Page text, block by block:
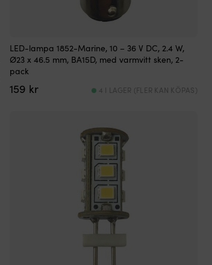
LED-lampa 1852-Marine, 10 – 36 V DC, 2.4 W,
Ø23 x 46.5 mm, BA15D, med varmvitt sken, 2-
pack
159 kr 4 I LAGER (FLER KAN KÖPAS)